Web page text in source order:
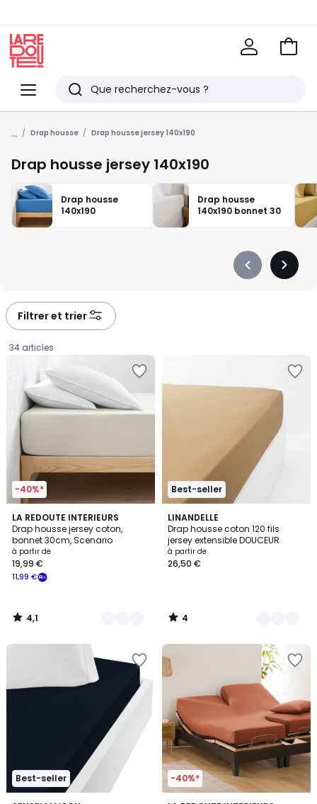
Menu
Redoute
Rechercher
Derniers
articles
vus
Voir
... Drap housse Drap housse jersey 140x190
Drap housse jersey 140x190
Drap housse
140x190
Drap housse
140x190 bonnet 30
Précédent
Filtrer et trier
34 articles
-40%*
LA REDOUTE INTERIEURS
Drap housse jersey coton,
bonnet 30cm, Scenario
Prix
à
partir
19,99
€
€.
à partir de
11,99 €
19,99 €
4,1
/ 5
9
Couleurs
4,1
/
Best-seller
LINANDELLE
Drap housse coton 120 fils
jersey extensible DOUCEUR
à partir de
26,50 €
4
/
5
10
Couleurs
4
/
Best-seller -40%*